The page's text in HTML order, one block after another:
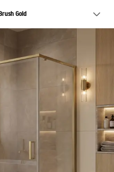
Gold